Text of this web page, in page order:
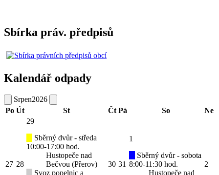
Sbírka práv. předpisů
Kalendář odpady
Srpen2026
Po Út St Čt Pá So Ne
27 28
29
Sběrný dvůr - středa
10:00-17:00 hod.
Hustopeče nad
Bečvou (Přerov)
Svoz popelnic a
30 31
1
Sběrný dvůr - sobota
8:00-11:30 hod.
Hustopeče nad
2